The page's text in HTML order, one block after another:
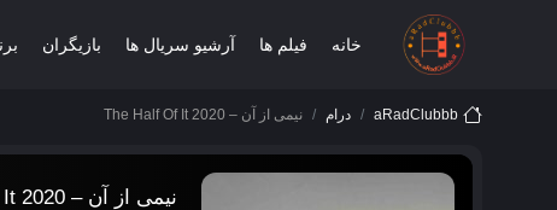
خانه فیلم ها آرشیو سریال ها بازیگران
aRadClubbb درام نیمی از آن – The Half Of It 2020
نیمی از آن – The Half Of It 2020